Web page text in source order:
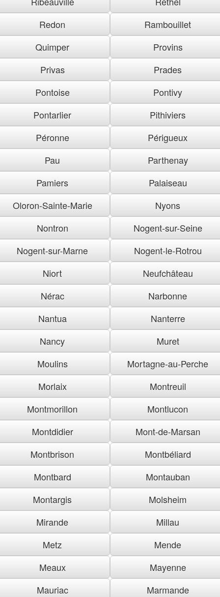
Redon
Rambouillet
Quimper
Provins
Privas
Prades
Pontoise
Pontivy
Pontarlier
Pithiviers
Péronne
Périgueux
Pau
Parthenay
Pamiers
Palaiseau
Oloron-Sainte-Marie
Nyons
Nontron
Nogent-sur-Seine
Nogent-sur-Marne
Nogent-le-Rotrou
Niort
Neufchâteau
Nérac
Narbonne
Nantua
Nanterre
Nancy
Muret
Moulins
Mortagne-au-Perche
Morlaix
Montreuil
Montmorillon
Montlucon
Montdidier
Mont-de-Marsan
Montbrison
Montbéliard
Montbard
Montauban
Montargis
Molsheim
Mirande
Millau
Metz
Mende
Meaux
Mayenne
Mauriac
Marmande